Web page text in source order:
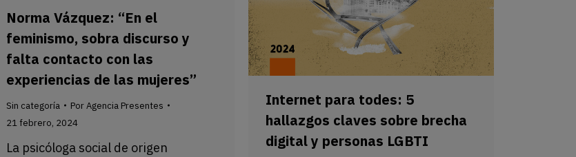
Norma Vázquez: “En el
feminismo, sobra discurso y
falta contacto con las
experiencias de las mujeres”
Sin categoría PorAgencia Presentes
21 febrero, 2024
La psicóloga social de origen
Internet para todes: 5
hallazgos claves sobre brecha
digital y personas LGBTI